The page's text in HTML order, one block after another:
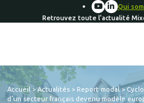
Qui
Retrouvez toute l'actualité
Accueil>Actualités > Report modal>
d’un secteur français devenu modèle